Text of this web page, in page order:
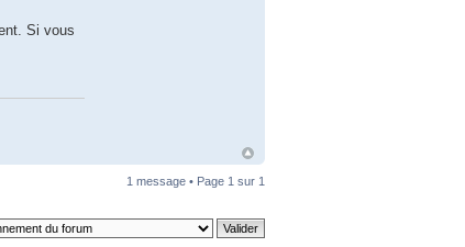
Si vous
1 message • Page 1 sur 1